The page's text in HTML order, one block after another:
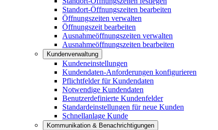
Standort-Öffnungszeiten bearbeiten
Öffnungszeiten verwalten
Öffnungszeit bearbeiten
Ausnahmeöffnungszeiten verwalten
Ausnahmeöffnungszeiten bearbeiten
Kundenverwaltung
Kundeneinstellungen
Kundendaten-Anforderungen konfigurieren
Pflichtfelder für Kundendaten
Notwendige Kundendaten
Benutzerdefinierte Kundenfelder
Standardeinstellungen für neue Kunden
Schnellanlage Kunde
Kommunikation & Benachrichtigungen